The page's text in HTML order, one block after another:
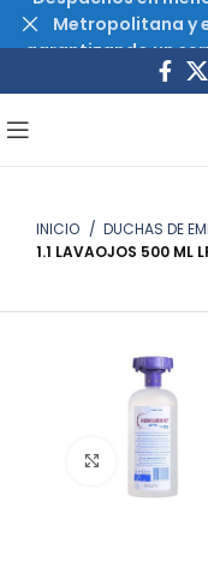
INICIO DUCHAS DE
1.1 LAVAOJOS 500 ML
Haz clic
Metropolitana y
garantizando un